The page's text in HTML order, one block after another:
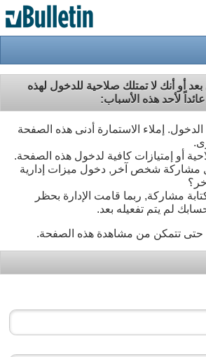
أو أنك لا تمتلك صلاحية للدخول لهذه
لأحد هذه الأسباب:
إملاء الاستمارة أدنى هذه الصفحة
أو إمتيازات كافية لدخول هذه الصفحة.
مشاركة شخص آخر, دخول ميزات إدارية
مشاركة, ربما قامت الإدارة بحظر
لم يتم تفعيله بعد.
حتى تتمكن من مشاهدة هذه الصفحة.